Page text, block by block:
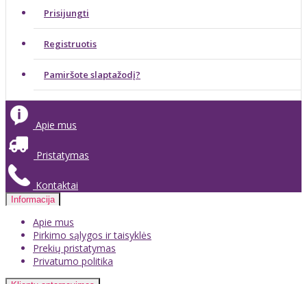
Prisijungti
Registruotis
Pamiršote slaptažodį?
Apie mus
Pristatymas
Kontaktai
Informacija
Apie mus
Pirkimo sąlygos ir taisyklės
Prekių pristatymas
Privatumo politika